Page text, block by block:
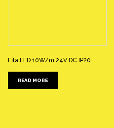
Fita LED 10W/m 24V DC IP20
READ MORE